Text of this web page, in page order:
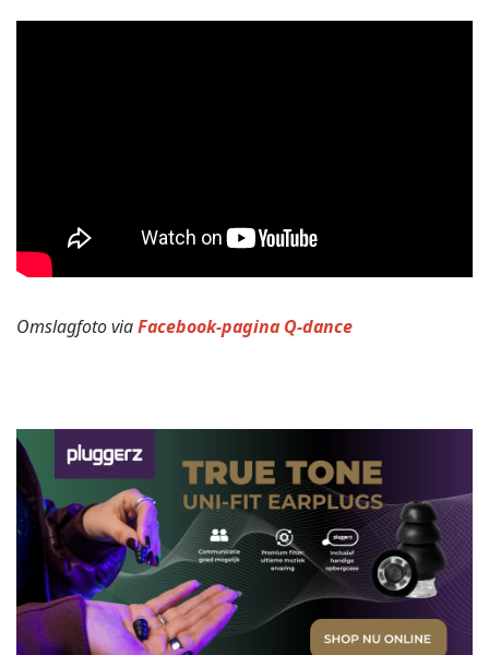
Omslagfoto viaFacebook-pagina Q-dance